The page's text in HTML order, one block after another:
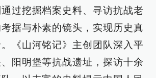
过挖掘档案史料、寻访抗战老
据与朴素的镜头，实现历史真
《山河铭记》主创团队深入平
阳明堡等抗战遗址，探访十余